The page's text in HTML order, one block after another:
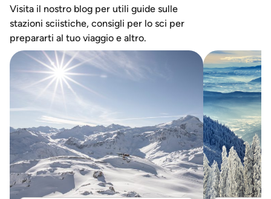
Visita il nostro blog per utili guide sulle
stazioni sciistiche, consigli per lo sci per
prepararti al tuo viaggio e altro.